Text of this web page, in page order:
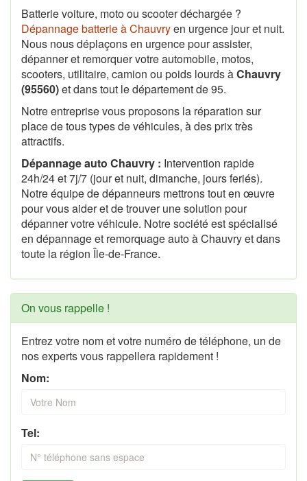
Batterie voiture, moto ou scooter déchargée ?
Dépannage batterie à Chauvryen urgence jour et nuit.
Nous nous déplaçons en urgence pour assister,
dépanner et remorquer votre automobile, motos,
scooters, utilitaire, camion ou poids lourds àChauvry
(95560)et dans tout le département de 95.
Notre entreprise vous proposons la réparation sur
place de tous types de véhicules, à des prix très
attractifs.
Dépannage auto Chauvry : Intervention rapide
24h/24 et 7j/7 (jour et nuit, dimanche, jours feriés).
Notre équipe de dépanneurs mettrons tout en œuvre
pour vous aider et de trouver une solution pour
dépanner votre véhicule. Notre société est spécialisé
en dépannage et remorquage auto à Chauvry et dans
toute la région Île-de-France.
On vous rappelle !
Entrez votre nom et votre numéro de téléphone, un de
nos experts vous rappellera rapidement !
Nom:
Tel: